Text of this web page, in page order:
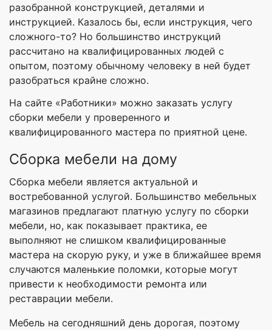
разобранной конструкцией, деталями и
инструкцией. Казалось бы, если инструкция, чего
сложного-то? Но большинство инструкций
рассчитано на квалифицированных людей с
опытом, поэтому обычному человеку в ней будет
разобраться крайне сложно.
На сайте «Работники» можно заказать услугу
сборки мебели у проверенного и
квалифицированного мастера по приятной цене.
Сборка мебели на дому
Сборка мебели является актуальной и
востребованной услугой. Большинство мебельных
магазинов предлагают платную услугу по сборки
мебели, но, как показывает практика, ее
выполняют не слишком квалифицированные
мастера на скорую руку, и уже в ближайшее время
случаются маленькие поломки, которые могут
привести к необходимости ремонта или
реставрации мебели.
Мебель на сегодняшний день дорогая, поэтому